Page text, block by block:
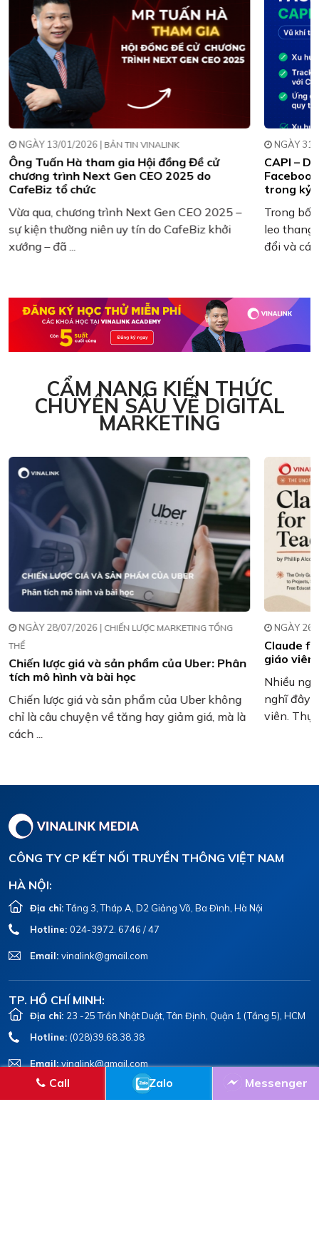
NGÀY 13/01/2026 | BẢN TIN VINALINK
Ông Tuấn Hà tham gia Hội đồng Đề cử
chương trình Next Gen CEO 2025 do
CafeBiz tổ chức
Vừa qua, chương trình Next Gen CEO 2025 –
sự kiện thường niên uy tín do CafeBiz khởi
xướng – đã ...
NGÀY
CAPI –
trong kỷ
Trong bối
leo
đổi và các
CẨM NANG KIẾN THỨC
CHUYÊN SÂU VỀ DIGITAL
MARKETING
NGÀY 28/07/2026 | CHIẾN LƯỢC MARKETING TỔNG
THỂ
Chiến lược giá và sản phẩm của Uber: Phân
tích mô hình và bài học
Chiến lược giá và sản phẩm của Uber không
chỉ là câu chuyện về tăng hay giảm giá, mà là
cách ...
NGÀY
Claude
giáo viên
Nhiều
nghĩ đây
viên. Thực
CÔNG TY CP KẾT NỐI TRUYỀN THÔNG VIỆT NAM
HÀ NỘI:
Địa chỉ:Tầng 3, Tháp A, D2 Giảng Võ, Ba Đình, Hà Nội
Hotline: 024-3972. 6746 / 47
Email: vinalink@gmail.com
TP. HỒ CHÍ MINH:
Địa chỉ: 23 -25 Trần Nhật Duật, Tân Định, Quận 1 (Tầng 5), HCM
Hotline: (028)39.68.38.38
Email:vinalink@gmail.com
ĐĂNG KÝ NHẬN THÔNG TIN
Call Zalo Messenger